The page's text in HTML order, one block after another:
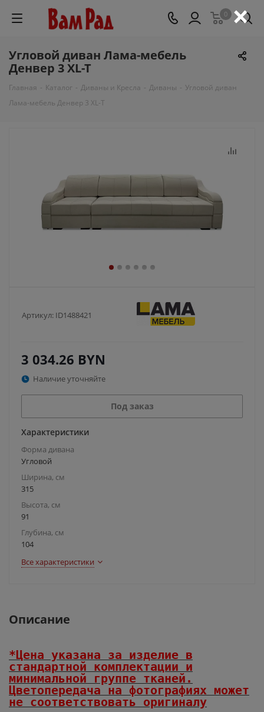
0
Угловой диван Лама-мебель
Денвер 3 XL-T
Главная - Каталог - Диваны и Кресла - Диваны - Угловой диван
Лама-мебель Денвер 3 XL-T
Артикул: ID1488421
3 034.26 BYN
Наличие уточняйте
Под заказ
Характеристики
Форма дивана
Угловой
Ширина, см
315
Высота, см
91
Глубина, см
104
Все характеристики
Описание
*Цена указана за изделие в
стандартной комплектации и
минимальной группе тканей.
Цветопередача на фотографиях может
не соответствовать оригиналу
×